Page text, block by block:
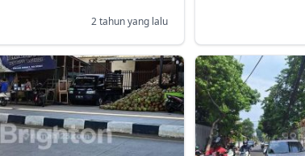
2 tahun yang lalu